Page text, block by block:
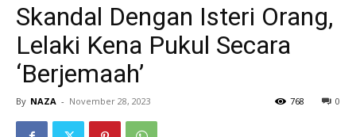
Skandal Dengan Isteri Orang,
Lelaki Kena Pukul Secara
‘Berjemaah’
By NAZA - November 28, 2023 0
768